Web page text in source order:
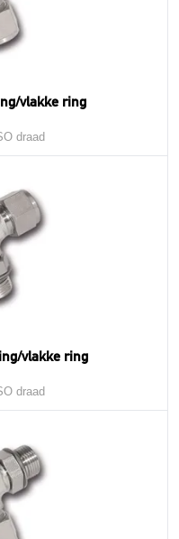
vlakke ring
draad
vlakke ring
draad